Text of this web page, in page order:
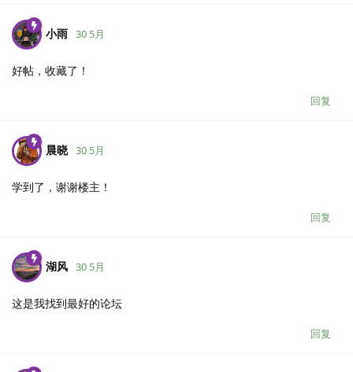
小雨 30 5月
好帖，收藏了！
回复
晨晓 30 5月
学到了，谢谢楼主！
回复
湖风 30 5月
这是我找到最好的论坛
回复